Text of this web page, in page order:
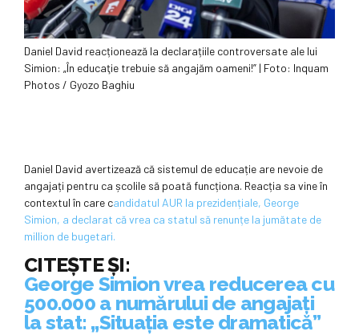
Daniel David reacționează la declarațiile controversate ale lui
Simion: „În educaţie trebuie să angajăm oameni!” | Foto: Inquam
Photos / Gyozo Baghiu
Daniel David avertizează că sistemul de educație are nevoie de
angajați pentru ca școlile să poată funcționa. Reacția sa vine în
contextul în care candidatul AUR la prezidențiale, George
Simion, a declarat că vrea ca statul să renunțe la jumătate de
million de bugetari.
CITEȘTE ȘI:
George Simion vrea reducerea cu
500.000 a numărului de angajați
la stat: „Situația este dramatică”